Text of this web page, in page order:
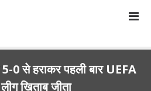
0 से हराकर पहली बार UEFA
खिताब जीता